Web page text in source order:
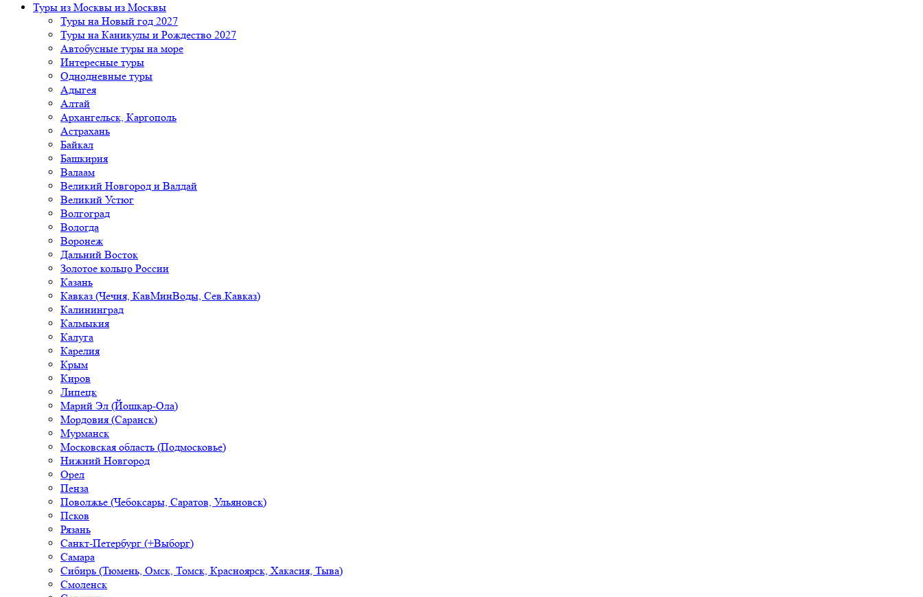
Туры из Москвы из Москвы
Туры на Новый год 2027
Туры на Каникулы и Рождество 2027
Автобусные туры на море
Интересные туры
Однодневные туры
Адыгея
Алтай
Архангельск, Каргополь
Астрахань
Байкал
Башкирия
Валаам
Великий Новгород и Валдай
Великий Устюг
Волгоград
Вологда
Воронеж
Дальний Восток
Золотое кольцо России
Казань
Кавказ (Чечня, КавМинВоды, Сев.Кавказ)
Калининград
Калмыкия
Калуга
Карелия
Крым
Киров
Липецк
Марий Эл (Йошкар-Ола)
Мордовия (Саранск)
Мурманск
Московская область (Подмосковье)
Нижний Новгород
Орел
Пенза
Поволжье (Чебоксары, Саратов, Ульяновск)
Псков
Рязань
Санкт-Петербург (+Выборг)
Самара
Сибирь (Тюмень, Омск, Томск, Красноярск, Хакасия, Тыва)
Смоленск